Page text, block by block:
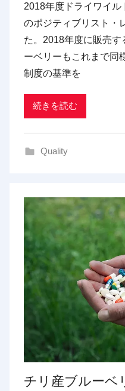
p
d
x
t
2018年度ドライワイ
のポジティブリスト・
た。2018年度に販売
ーベリーもこれまで同
制度の基準を
続きを読む
Quality
チリ産ブルーベ